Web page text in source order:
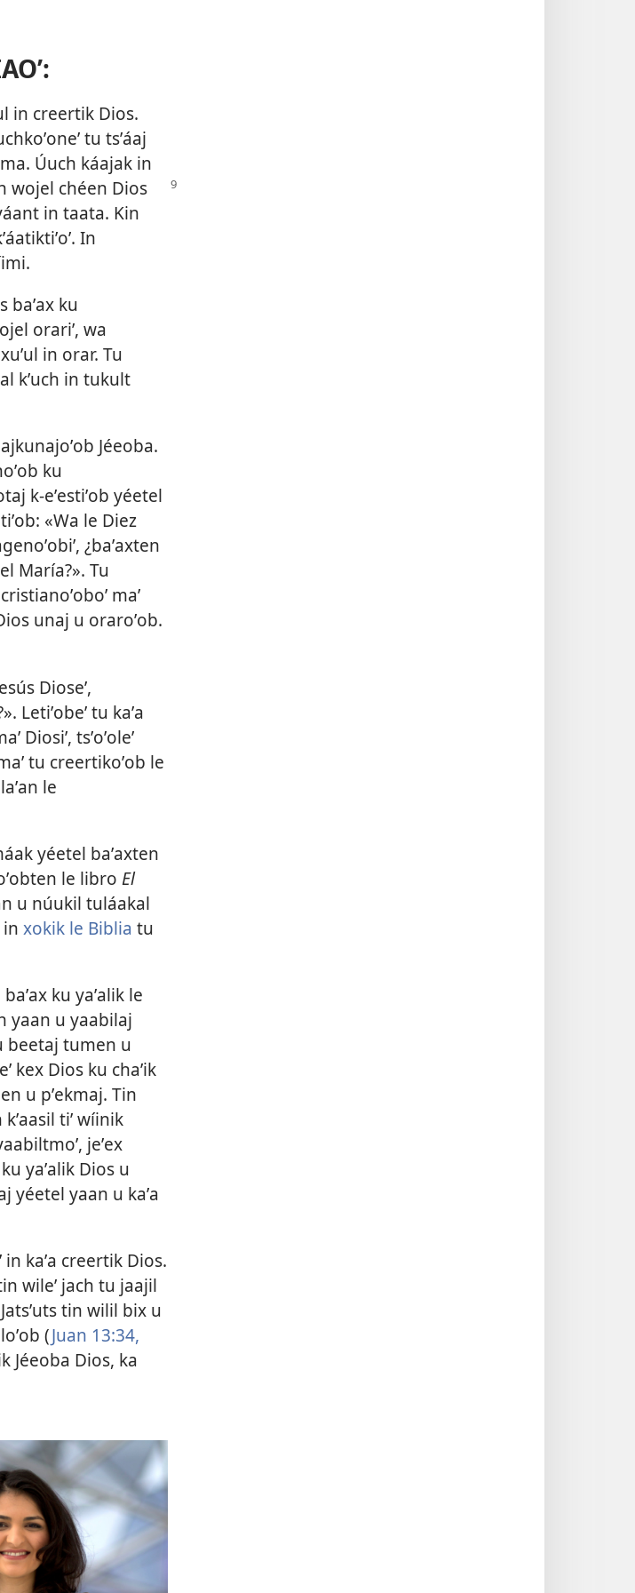
in creertik Dios.
tu tsʼáaj
Úuch káajak in
wojel chéen Dios
in taata. Kin
In
baʼax ku
orariʼ, wa
in orar. Tu
kʼuch in tukult
Jéeoba.
ku
k-eʼestiʼob yéetel
«Wa le Diez
¿baʼaxten
María?». Tu
maʼ
unaj u oraroʼob.
Dioseʼ,
Letiʼobeʼ tu kaʼa
Diosiʼ, tsʼoʼoleʼ
tu creertikoʼob le
le
yéetel baʼaxten
le libro El
u núukil tuláakal
in xokik le Biblia tu
ku yaʼalik le
yaan u yaabilaj
beetaj tumen u
kex Dios ku chaʼik
u pʼekmaj. Tin
tiʼ wíinik
jeʼex
yaʼalik Dios u
yéetel yaan u kaʼa
in kaʼa creertik Dios.
wileʼ jach tu jaajil
tin wilil bix u
(Juan 13:34,
Jéeoba Dios, ka